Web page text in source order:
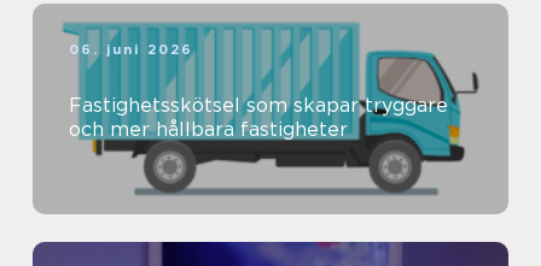
06. juni 2026
Fastighetsskötsel som skapar tryggare
och mer hållbara fastigheter